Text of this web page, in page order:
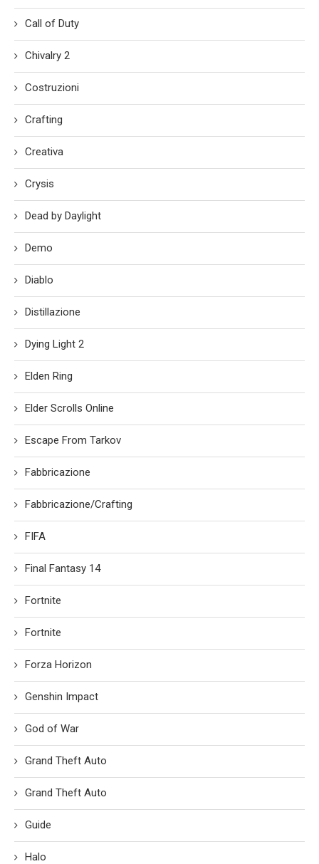
Call of Duty
Chivalry 2
Costruzioni
Crafting
Creativa
Crysis
Dead by Daylight
Demo
Diablo
Distillazione
Dying Light 2
Elden Ring
Elder Scrolls Online
Escape From Tarkov
Fabbricazione
Fabbricazione/Crafting
FIFA
Final Fantasy 14
Fortnite
Fortnite
Forza Horizon
Genshin Impact
God of War
Grand Theft Auto
Grand Theft Auto
Guide
Halo